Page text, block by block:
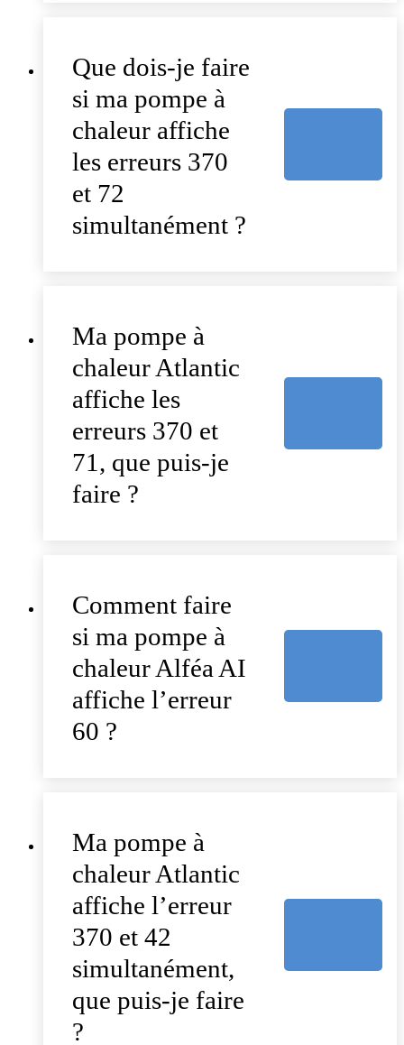
Que dois-je faire
si ma pompe à
chaleur affiche
les erreurs 370
et 72
simultanément ?
Ma pompe à
chaleur Atlantic
affiche les
erreurs 370 et
71, que puis-je
faire ?
Comment faire
si ma pompe à
chaleur Alféa AI
affiche l’erreur
60 ?
Ma pompe à
chaleur Atlantic
affiche l’erreur
370 et 42
simultanément,
que puis-je faire
?